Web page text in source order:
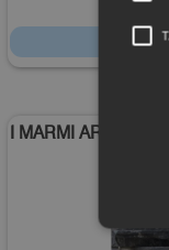
I MARMI